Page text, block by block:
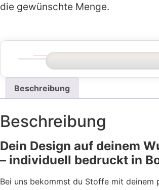
die gewünschte Menge.
Beschreibung
Beschreibung
Dein Design auf deinem
– individuell bedruckt in
Bei uns bekommst du Stoffe mit deinem